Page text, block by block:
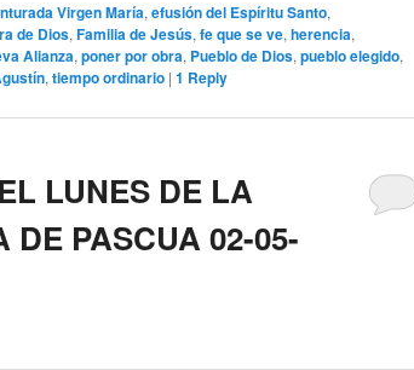
Virgen María, efusión del Espíritu Santo,
de Dios, Familia de Jesús, fe que se ve, herencia,
Alianza, poner por obra, Pueblo de Dios, pueblo elegido,
, tiempo ordinario | 1 Reply
LUNES DE LA
DE PASCUA 02-05-